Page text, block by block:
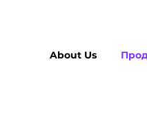
About Us